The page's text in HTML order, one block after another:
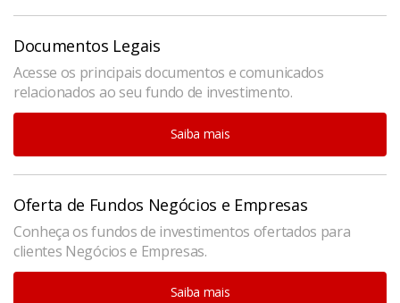
Documentos Legais
Acesse os principais documentos e comunicados
relacionados ao seu fundo de investimento.
Saiba mais
Oferta de Fundos Negócios e Empresas
Conheça os fundos de investimentos ofertados para
clientes Negócios e Empresas.
Saiba mais